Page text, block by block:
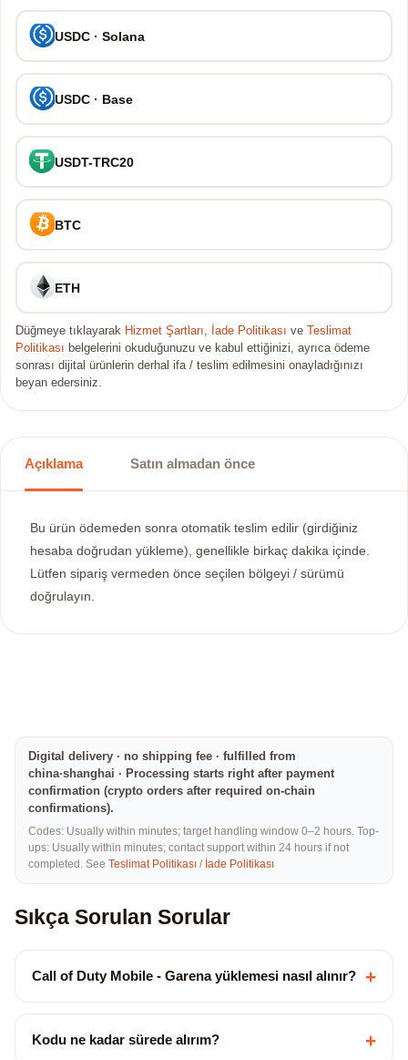
USDC · Solana
USDC · Base
USDT-TRC20
BTC
ETH
Düğmeye tıklayarak Hizmet Şartları, İade Politikası ve
Teslimat
Politikası belgelerini okuduğunuzu ve kabul ettiğinizi, ayrıca ödeme
sonrası dijital ürünlerin derhal ifa / teslim edilmesini onayladığınızı
beyan edersiniz.
Açıklama Satın almadan önce
Bu ürün ödemeden sonra otomatik teslim edilir (girdiğiniz
hesaba doğrudan yükleme), genellikle birkaç dakika içinde.
Lütfen sipariş vermeden önce seçilen bölgeyi / sürümü
doğrulayın.
Digital delivery · no shipping fee · fulfilled from
china·shanghai · Processing starts right after payment
confirmation (crypto orders after required on-chain
confirmations).
Codes: Usually within minutes; target handling window 0–2 hours. Top-
ups: Usually within minutes; contact support within 24 hours if not
completed. See Teslimat Politikası / İade Politikası
Sıkça Sorulan Sorular
Call of Duty Mobile - Garena yüklemesi nasıl alınır? +
Kodu ne kadar sürede alırım? +